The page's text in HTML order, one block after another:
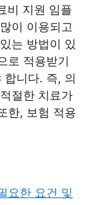
비 지원 임플
이 이용되고
는 방법이 있
로 적용받기
합니다. 즉, 의
절한 치료가
한, 보험 적용
요한 요건 및